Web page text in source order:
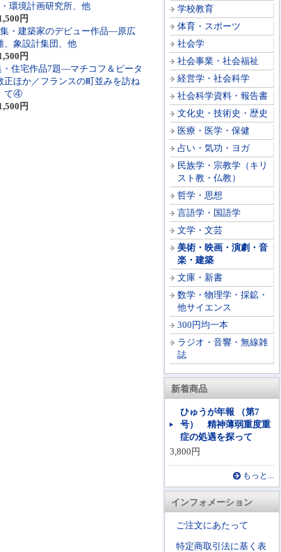
学校教育
体育・スポーツ
社会学
社会事業・社会福祉
経営学・社会科学
社会科学資料・報告書
文化史・技術史・歴史
医療・医学・保健
占い・気功・ヨガ
民族学・宗教学（キリ
スト教・仏教）
哲学・思想
言語学・国語学
文学・文芸
美術・映画・演劇・音
楽・建築
文庫・新書
数学・物理学・採鉱・
他サイエンス
300円均一本
ラジオ・音響・無線雑
誌
新着商品
ひゅうが年報 （第7
号） 精神薄弱重度重
症の処遇を探って
3,800円
もっと...
インフォメーション
ご注文にあたって
特定商取引法に基く表
環境計画研究所、他
円
・建築家のデビュー作品―原広
、象設計集団、他
円
住宅作品7題―マチコフ＆ピータ
正ほか／フランスの町並みを訪ね
て④
円